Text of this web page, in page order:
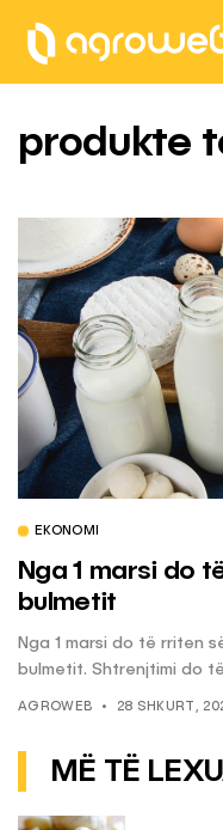
produkte
EKONOMI
Nga 1 marsi do
bulmetit
Nga 1 marsi do të rriten
bulmetit. Shtrenjtimi do
AGROWEB 28 SHKURT,
MË TË